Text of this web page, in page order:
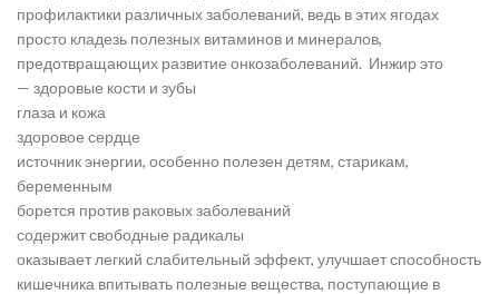
профилактики различных заболеваний, ведь в этих ягодах
просто кладезь полезных витаминов и минералов,
предотвращающих развитие онкозаболеваний. Инжир это
— здоровые кости и зубы
глаза и кожа
здоровое сердце
источник энергии, особенно полезен детям, старикам,
беременным
борется против раковых заболеваний
содержит свободные радикалы
оказывает легкий слабительный эффект, улучшает способность
кишечника впитывать полезные вещества, поступающие в